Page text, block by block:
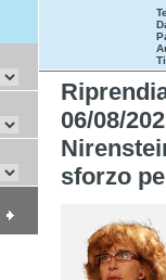
06/08/
sforzo